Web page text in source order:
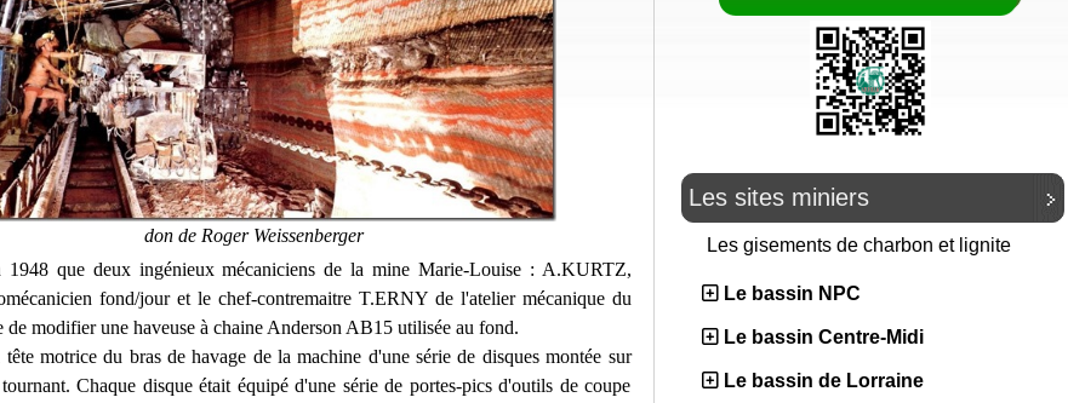
don de Roger Weissenberger
1948 que deux ingénieux mécaniciens de la mine Marie-Louise : A.KURTZ,
fond/jour et le chef-contremaitre T.ERNY de l'atelier mécanique du
de modifier une haveuse à chaine Anderson AB15 utilisée au fond.
motrice du bras de havage de la machine d'une série de disques montée sur
Chaque disque était équipé d'une série de portes-pics d'outils de coupe
Les sites miniers
Les gisements de charbon et lignite
Le bassin NPC
Le bassin Centre-Midi
Le bassin de Lorraine